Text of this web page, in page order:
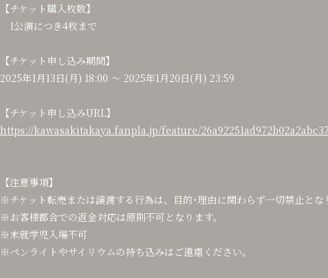
【チケット購入枚数】
1公演につき4枚まで
【チケット申し込み期間】
2025年1月13日(月) 18:00 〜 2025年1月20日(月) 23:59
【チケット申し込みURL】
https://kawasakitakaya.fanpla.jp/feature/
【注意事項】
※チケット転売または譲渡する行為は、目的･理由に関わらず一切禁止とな
※お客様都合での返金対応は原則不可となります。
※未就学児入場不可
※ペンライトやサイリウムの持ち込みはご遠慮ください。